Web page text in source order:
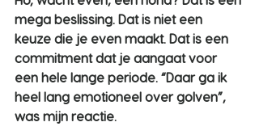
mega beslissing. Dat is niet een
keuze die je even maakt. Dat is een
commitment dat je aangaat voor
een hele lange periode. “Daar ga ik
heel lang emotioneel over golven”,
was mijn reactie.